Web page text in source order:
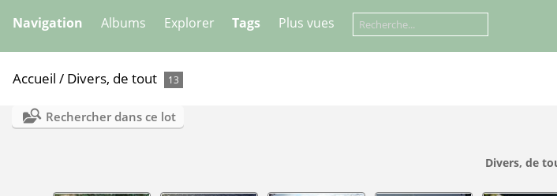
Navigation Albums Explorer Tags Plus vues
Accueil / Divers, de tout 13
Rechercher dans ce lot
Divers, de